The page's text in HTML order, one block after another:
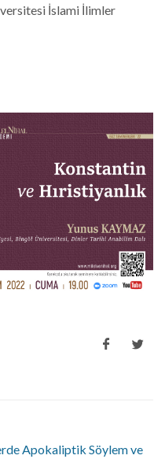
İslami İlimler
Apokaliptik Söylem ve